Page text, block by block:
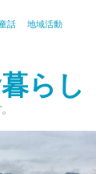
話 地域活動
らし